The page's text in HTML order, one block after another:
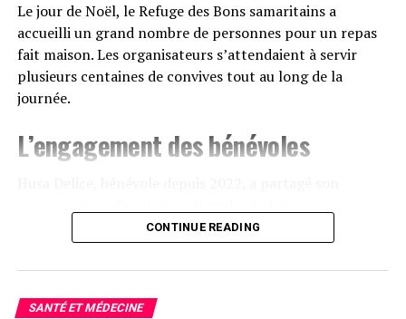
Le jour de Noël, le Refuge ⁣des Bons samaritains a
accueilli un grand nombre de personnes pour ‍un repas​
fait maison.⁤ Les⁤ organisateurs s’attendaient à servir⁣
plusieurs centaines de⁤ convives tout‍ au long⁢ de la
⁣journée.
L’engagement des⁢bénévoles
« merveilleux » et lui avait permis de rencontrer des
gens formidables.​ Il a remarqué que les membres de la
communauté étaient ‍ »heureux » et « sourire aux
CONTINUE READING
SANTÉ ET MÉDECINE